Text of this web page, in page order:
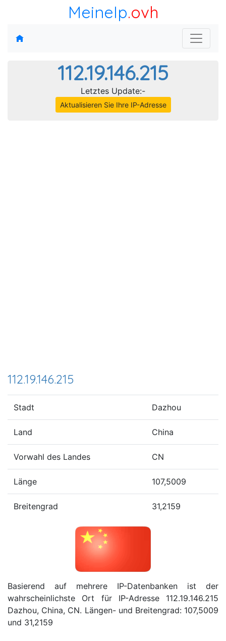
MeineIp.ovh
112.19.146.215
Letztes Update:-
Aktualisieren Sie Ihre IP-Adresse
112.19.146.215
Stadt Dazhou
Land China
Vorwahl des Landes CN
Länge 107,5009
Breitengrad 31,2159
Basierend auf mehrere IP-Datenbanken ist der
wahrscheinlichste Ort für IP-Adresse 112.19.146.215
Dazhou, China, CN. Längen- und Breitengrad: 107,5009
und 31,2159